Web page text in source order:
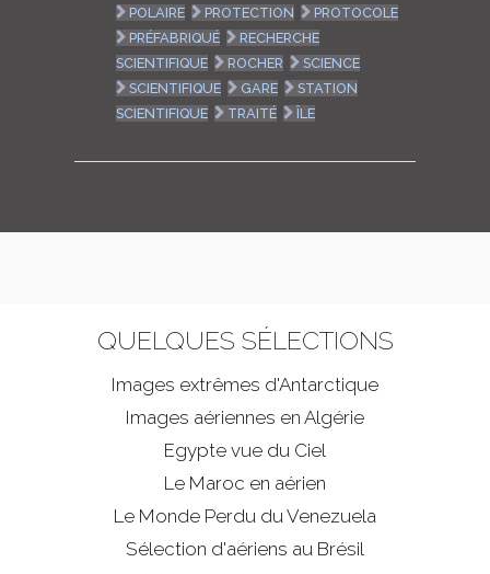
POLAIRE
PROTECTION
PROTOCOLE
PRÉFABRIQUÉ
RECHERCHE
SCIENTIFIQUE
ROCHER
SCIENCE
SCIENTIFIQUE
GARE
STATION
SCIENTIFIQUE
TRAITÉ ÎLE
QUELQUES SÉLECTIONS
Images extrêmes d'Antarctique
Images aériennes en Algérie
Egypte vue du Ciel
Le Maroc en aérien
Le Monde Perdu du Venezuela
Sélection d'aériens au Brésil